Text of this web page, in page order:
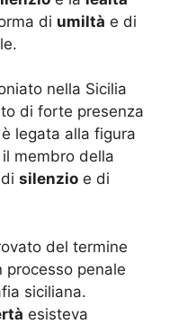
di umiltà e di
nella Sicilia
di forte presenza
legata alla figura
il membro della
silenzio e di
del termine
processo penale
siciliana.
esisteva